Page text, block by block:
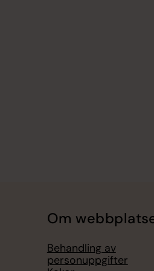
Om
Behandling av
personuppgifter